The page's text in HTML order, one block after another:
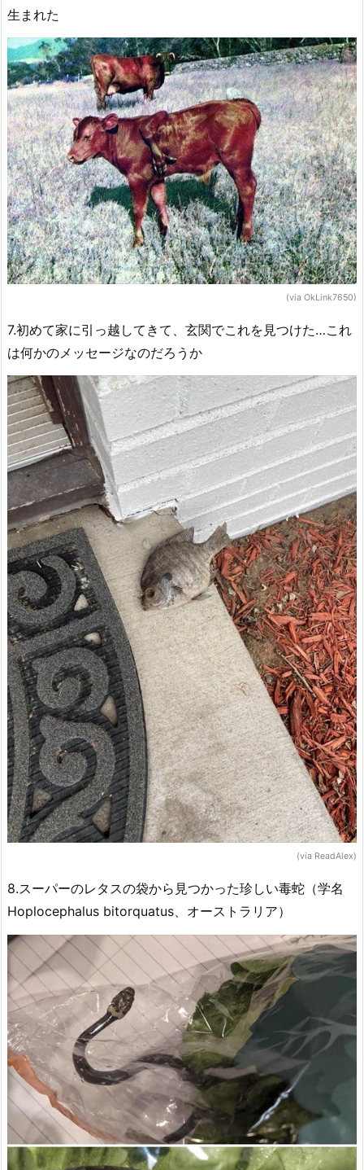
生まれた
(via OkLink7650)
7.初めて家に引っ越してきて、玄関でこれを見つけた…これ
は何かのメッセージなのだろうか
(via ReadAlex)
8.スーパーのレタスの袋から見つかった珍しい毒蛇（学名
Hoplocephalus bitorquatus、オーストラリア）